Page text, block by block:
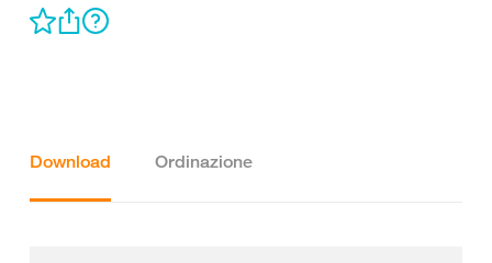
Download Ordinazione